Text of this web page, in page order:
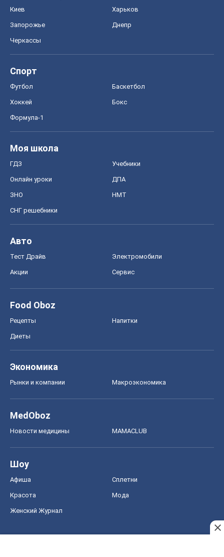
Киев Харьков
Запорожье Днепр
Черкассы
Спорт
Футбол Баскетбол
Хоккей Бокс
Формула-1
Моя школа
ГДЗ Учебники
Онлайн уроки ДПА
ЗНО НМТ
СНГ решебники
Авто
Тест Драйв Электромобили
Акции Сервис
Food Oboz
Рецепты Напитки
Диеты
Экономика
Рынки и компании Mакроэкономика
MedOboz
Новости медицины MAMACLUB
Шоу
Афиша Сплетни
Красота Мода
Женский Журнал